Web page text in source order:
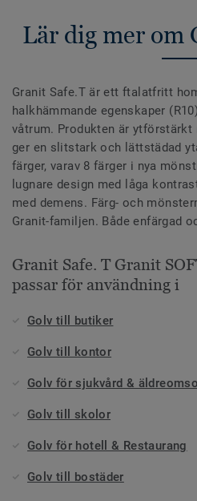
Lär dig mer om
Granit Safe.T är ett ftalatfritt
halkhämmande egenskaper
våtrum. Produkten är ytförstärkt
ger en slitstark och lättstädad
färger, varav 8 färger i nya
lugnare design med låga
med demens. Färg- och
Granit-familjen. Både enfärgad
Granit Safe. T Granit
passar för användning i
Golv till butiker
Golv till kontor
Golv för sjukvård &
Golv till skolor
Golv för hotell & Restaurang
Golv till bostäder